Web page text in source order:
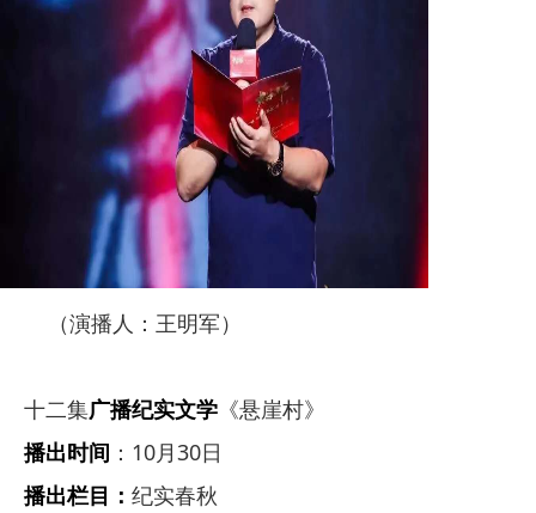
（演播人：王明军）
十二集广播纪实文学 《悬崖村》
播出时间 ：10月30日
播出栏目： 纪实春秋